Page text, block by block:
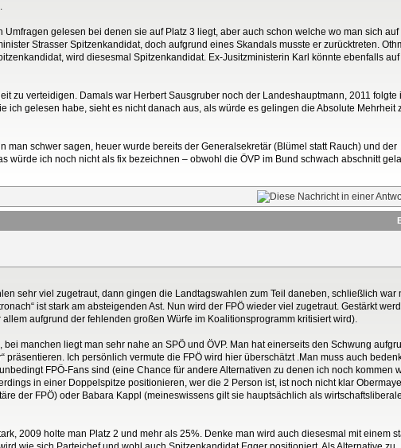
gelesen bei denen sie auf Platz 3 liegt, aber auch schon welche wo man sich auf
Strasser Spitzenkandidat, doch aufgrund eines Skandals musste er zurücktreten.
wird diesesmal Spitzenkandidat. Ex-Jusitzministerin Karl könnte ebenfalls auf
zu verteidigen. Damals war Herbert Sausgruber noch der Landeshauptmann, 2011 folgte
ich gelesen habe, sieht es nicht danach aus, als würde es gelingen die Absolute Mehrheit
schwer sagen, heuer wurde bereits der Generalsekretär (Blümel statt Rauch) und der
würde ich noch nicht als fix bezeichnen – obwohl die ÖVP im Bund schwach abschnitt
sehr viel zugetraut, dann gingen die Landtagswahlen zum Teil daneben, schließlich war
ist stark am absteigenden Ast. Nun wird der FPÖ wieder viel zugetraut. Gestärkt
aufgrund der fehlenden großen Würfe im Koalitionsprogramm kritisiert wird).
manchen liegt man sehr nahe an SPÖ und ÖVP. Man hat einerseits den Schwung
Ich persönlich vermute die FPÖ wird hier überschätzt .Man muss auch
FPÖ-Fans sind (eine Chance für andere Alternativen zu denen ich noch kommen
in einer Doppelspitze positionieren, wer die 2 Person ist, ist noch nicht klar
der FPÖ) oder Babara Kappl (meineswissens gilt sie hauptsächlich als
2009 holte man Platz 2 und mehr als 25%. Denke man wird auch diesesmal mit einem